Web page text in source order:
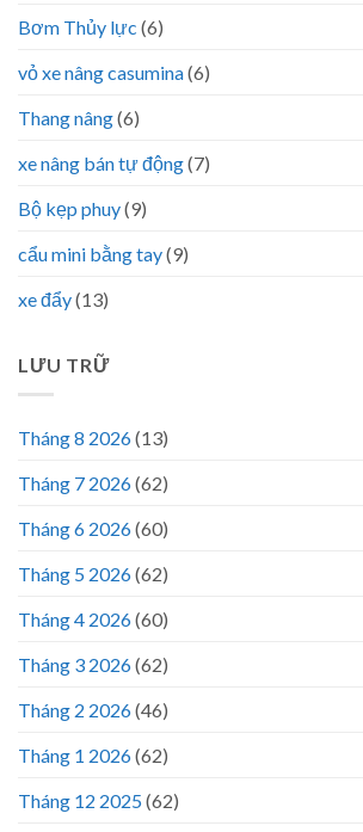
Bơm Thủy lực (6)
vỏ xe nâng casumina(6)
Thang nâng(6)
xe nâng bán tự động(7)
Bộ kẹp phuy(9)
cẩu mini bằng tay(9)
xe đẩy(13)
LƯU TRỮ
Tháng 8 2026(13)
Tháng 7 2026(62)
Tháng 6 2026(60)
Tháng 5 2026(62)
Tháng 4 2026(60)
Tháng 3 2026(62)
Tháng 2 2026(46)
Tháng 1 2026(62)
Tháng 12 2025(62)